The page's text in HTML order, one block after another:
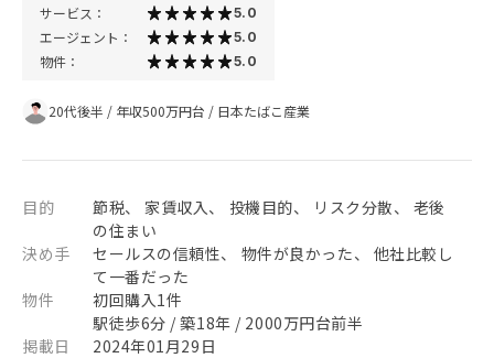
サービス： 5.0
エージェント： 5.0
物件： 5.0
20代後半 / 年収500万円台 / 日本たばこ産業
目的
節税、 家賃収入、 投機目的、 リスク分散、 老後
の住まい
決め手
セールスの信頼性、 物件が良かった、 他社比較し
て一番だった
物件
初回購入1件
駅徒歩6分 / 築18年 / 2000万円台前半
掲載日
2024年01月29日